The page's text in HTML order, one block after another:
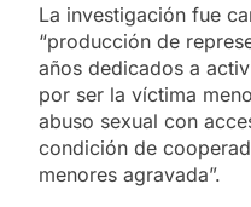
La investigación fue
“producción de
años dedicados a
por ser la víctima
abuso sexual con
condición de
menores agravada”.